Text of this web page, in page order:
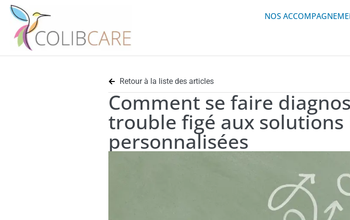
NOS
Retour à la liste des articles
Comment se faire
trouble figé aux solutions
personnalisées